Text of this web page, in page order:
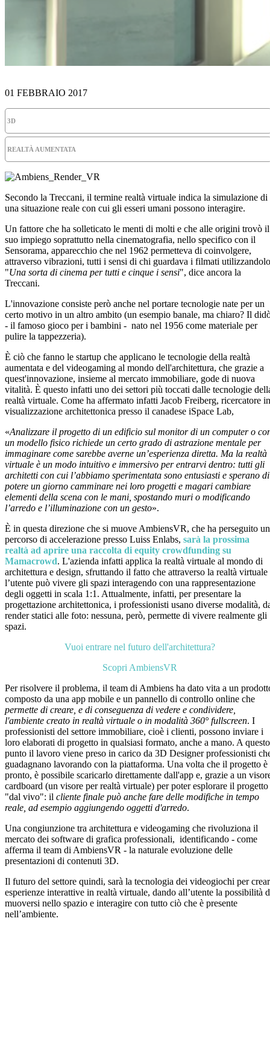
01 FEBBRAIO 2017
3D
REALTÀ AUMENTATA
Secondo la Treccani, il termine realtà virtuale indica la simulazione di
una situazione reale con cui gli esseri umani possono interagire.
Un fattore che ha solleticato le menti di molti e che alle origini trovò il
suo impiego soprattutto nella cinematografia, nello specifico con il
Sensorama, apparecchio che nel 1962 permetteva di coinvolgere,
attraverso vibrazioni, tutti i sensi di chi guardava i filmati
"Una sorta di cinema per tutti e cinque i sensi", dice ancora la
Treccani.
L'innovazione consiste però anche nel portare tecnologie nate per un
certo motivo in un altro ambito (un esempio banale, ma chiaro? Il
- il famoso gioco per i bambini - nato nel 1956 come materiale per
pulire la tappezzeria).
È ciò che fanno le startup che applicano le tecnologie della realtà
aumentata e del videogaming al mondo dell'architettura, che grazie a
quest'innovazione, insieme al mercato immobiliare, gode di nuova
vitalità. È questo infatti uno dei settori più toccati dalle tecnologie
realtà virtuale. Come ha affermato infatti Jacob Freiberg, ricercatore in
visualizzazione architettonica presso il canadese iSpace Lab,
«Analizzare il progetto di un edificio sul monitor di un computer o
un modello fisico richiede un certo grado di astrazione mentale per
immaginare come sarebbe averne un’esperienza diretta. Ma la realtà
virtuale è un modo intuitivo e immersivo per entrarvi dentro: tutti gli
architetti con cui l’abbiamo sperimentata sono entusiasti e sperano di
potere un giorno camminare nei loro progetti e magari cambiare
elementi della scena con le mani, spostando muri o modificando
l’arredo e l’illuminazione con un gesto».
È in questa direzione che si muove AmbiensVR, che ha perseguito un
percorso di accelerazione presso Luiss Enlabs, sarà la prossima
realtà ad aprire una raccolta di equity crowdfunding su
Mamacrowd. L'azienda infatti applica la realtà virtuale al mondo di
architettura e design, sfruttando il fatto che attraverso la realtà virtuale
l’utente può vivere gli spazi interagendo con una rappresentazione
degli oggetti in scala 1:1. Attualmente, infatti, per presentare la
progettazione architettonica, i professionisti usano diverse modalità,
render statici alle foto: nessuna, però, permette di vivere realmente gli
spazi.
Vuoi entrare nel futuro dell'architettura?
Scopri AmbiensVR
Per risolvere il problema, il team di Ambiens ha dato vita a un
composto da una app mobile e un pannello di controllo online che
permette di creare, e di conseguenza di vedere e condividere,
l'ambiente creato in realtà virtuale o in modalità 360° fullscreen. I
professionisti del settore immobiliare, cioè i clienti, possono inviare i
loro elaborati di progetto in qualsiasi formato, anche a mano. A questo
punto il lavoro viene preso in carico da 3D Designer professionisti
guadagnano lavorando con la piattaforma. Una volta che il progetto è
pronto, è possibile scaricarlo direttamente dall'app e, grazie a un
cardboard (un visore per realtà virtuale) per poter esplorare il progetto
"dal vivo": il cliente finale può anche fare delle modifiche in tempo
reale, ad esempio aggiungendo oggetti d'arredo.
Una congiunzione tra architettura e videogaming che rivoluziona il
mercato dei software di grafica professionali, identificando - come
afferma il team di AmbiensVR - la naturale evoluzione delle
presentazioni di contenuti 3D.
Il futuro del settore quindi, sarà la tecnologia dei videogiochi per
esperienze interattive in realtà virtuale, dando all’utente la possibilità
muoversi nello spazio e interagire con tutto ciò che è presente
nell’ambiente.